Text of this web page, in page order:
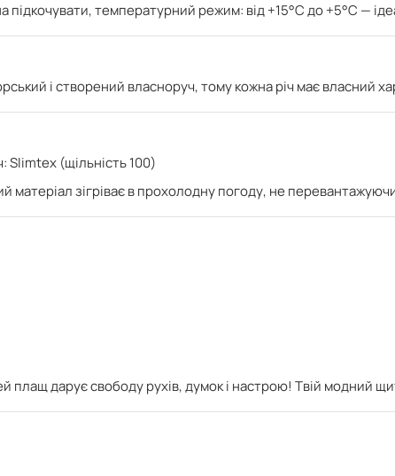
підкочувати, температурний режим: від +15°C до +5°C —
і створений власноруч, тому кожна річ має власний
Slimtex (щільність 100)
матеріал зігріває в прохолодну погоду, не
плащ дарує свободу рухів, думок і настрою! Твій модний